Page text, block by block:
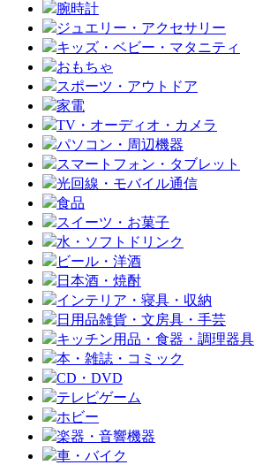
腕時計
ジュエリー・アクセサリー
キッズ・ベビー・マタニティ
おもちゃ
スポーツ・アウトドア
家電
TV・オーディオ・カメラ
パソコン・周辺機器
スマートフォン・タブレット
光回線・モバイル通信
食品
スイーツ・お菓子
水・ソフトドリンク
ビール・洋酒
日本酒・焼酎
インテリア・寝具・収納
日用品雑貨・文房具・手芸
キッチン用品・食器・調理器具
本・雑誌・コミック
CD・DVD
テレビゲーム
ホビー
楽器・音響機器
車・バイク